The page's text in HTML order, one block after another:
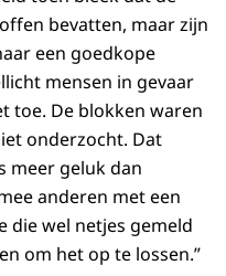
bevatten, maar zijn
een goedkope
mensen in gevaar
toe. De blokken waren
onderzocht. Dat
meer geluk dan
anderen met een
die wel netjes gemeld
om het op te lossen.”